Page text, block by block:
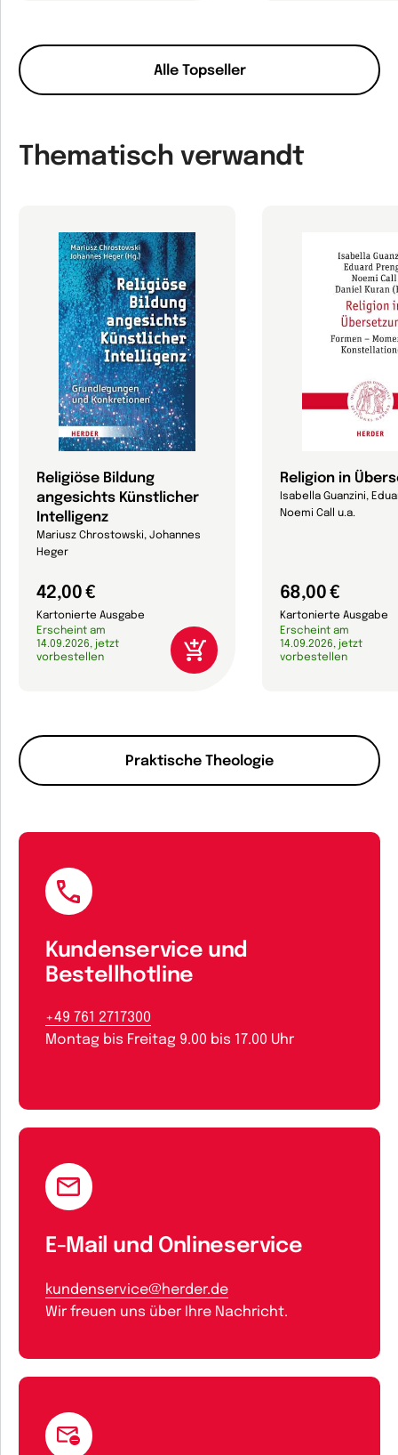
Alle Topseller
Thematisch verwandt
Praktische Theologie
Religiöse Bildung
angesichts Künstlicher
Intelligenz
Mariusz Chrostowski, Johannes
Heger
42,00 €
Kartonierte Ausgabe
Erscheint am
14.09.2026, jetzt
vorbestellen
Religion in
Isabella Guanzini,
Noemi Call u.a.
68,00 €
Kartonierte Ausgabe
Erscheint am
14.09.2026, jetzt
vorbestellen
Kundenservice und
Bestellhotline
+49 761 2717300
Montag bis Freitag 9.00 bis 17.00 Uhr
E-Mail und Onlineservice
kundenservice@herder.de
Wir freuen uns über Ihre Nachricht.